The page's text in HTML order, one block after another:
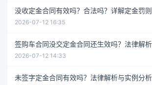
没收定金合同有效吗？合法吗？详解定金罚
2026-07-12 16:35
签购车合同没交定金合同还生效吗？法律解析
2026-07-12 14:33
未签字定金合同有效吗？法律解析与实例分析